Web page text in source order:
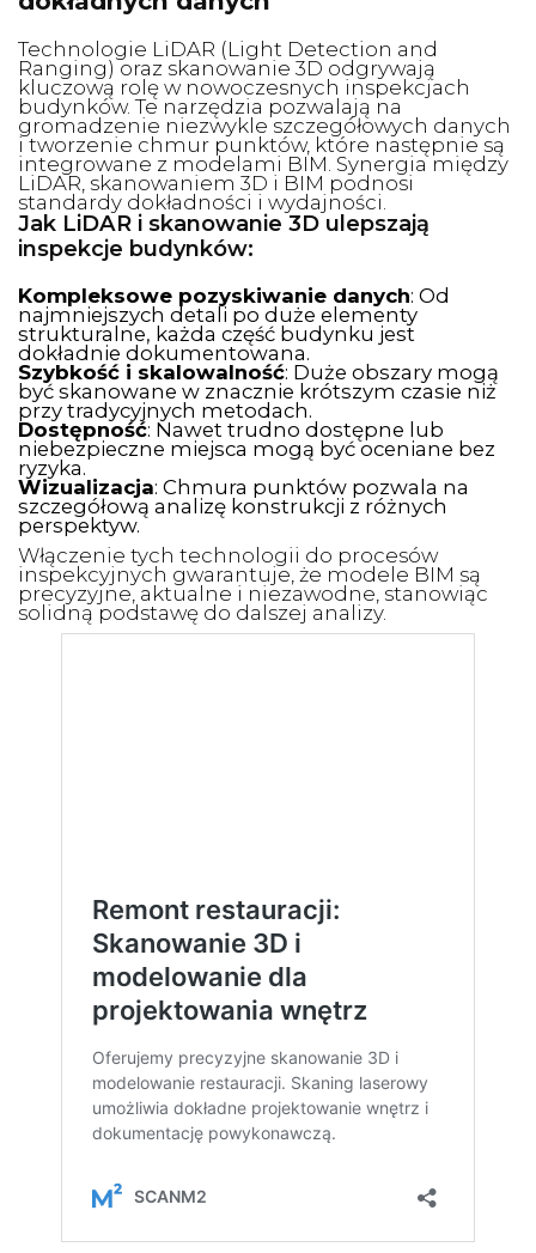
Technologie LiDAR (Light Detection and
Ranging) oraz skanowanie 3D odgrywają
kluczową rolę w nowoczesnych inspekcjach
budynków. Te narzędzia pozwalają na
gromadzenie niezwykle szczegółowych danych
i tworzenie chmur punktów, które następnie są
integrowane z modelami BIM. Synergia między
LiDAR, skanowaniem 3D i BIM podnosi
standardy dokładności i wydajności.
Jak LiDAR i skanowanie 3D ulepszają
inspekcje budynków:
Kompleksowe pozyskiwanie danych: Od
najmniejszych detali po duże elementy
strukturalne, każda część budynku jest
dokładnie dokumentowana.
Szybkość i skalowalność: Duże obszary mogą
być skanowane w znacznie krótszym czasie niż
przy tradycyjnych metodach.
Dostępność: Nawet trudno dostępne lub
niebezpieczne miejsca mogą być oceniane bez
ryzyka.
Wizualizacja: Chmura punktów pozwala na
szczegółową analizę konstrukcji z różnych
perspektyw.
Włączenie tych technologii do procesów
inspekcyjnych gwarantuje, że modele BIM są
precyzyjne, aktualne i niezawodne, stanowiąc
solidną podstawę do dalszej analizy.